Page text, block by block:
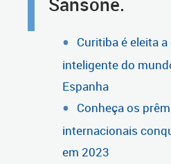
Curitiba é eleita
inteligente do
Espanha
Conheça os
internacionais
em 2023